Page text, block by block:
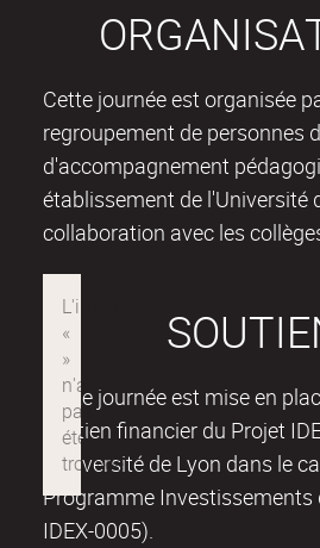
Cette journée est organisée
regroupement de personnes
d'accompagnement
établissement de l'Université
collaboration avec les
Cette journée est mise en
soutien financier du Projet
l’Université de Lyon dans le
Programme Investissements
IDEX-0005).